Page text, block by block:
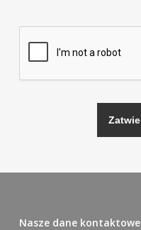
Nasze dane kontaktowe